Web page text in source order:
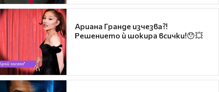
Ариана Гранде изчезва?!
Решението ѝ шокира всички!😯💥